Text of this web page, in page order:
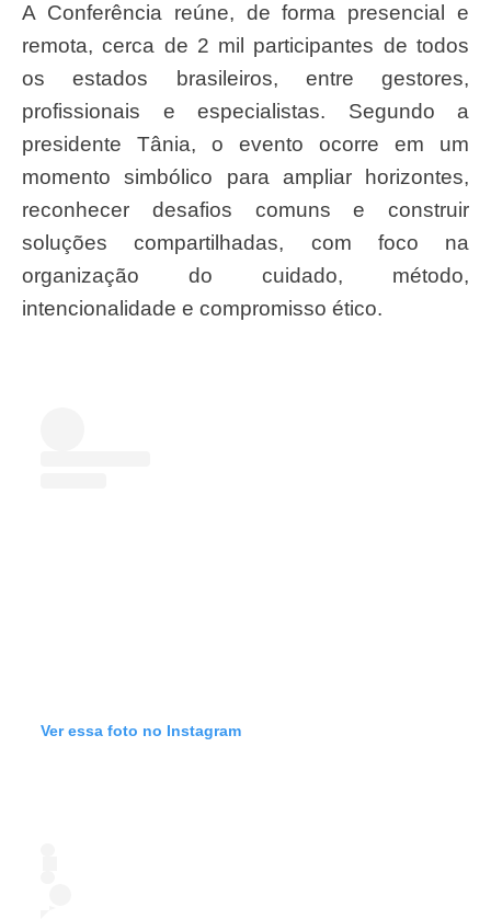
A Conferência reúne, de forma presencial e
remota, cerca de 2 mil participantes de todos
os estados brasileiros, entre gestores,
profissionais e especialistas. Segundo a
presidente Tânia, o evento ocorre em um
momento simbólico para ampliar horizontes,
reconhecer desafios comuns e construir
soluções compartilhadas, com foco na
organização do cuidado, método,
intencionalidade e compromisso ético.
Ver essa foto no Instagram